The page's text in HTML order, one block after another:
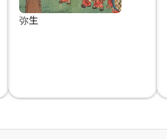
弥生